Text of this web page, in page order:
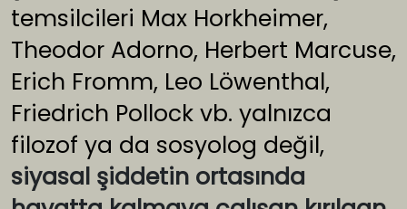
temsilcileri Max Horkheimer,
Theodor Adorno, Herbert Marcuse,
Erich Fromm, Leo Löwenthal,
Friedrich Pollock vb. yalnızca
filozof ya da sosyolog değil,
siyasal şiddetin ortasında